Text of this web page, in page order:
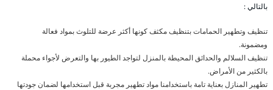
بالتالي :
تنظيف وتطهير الحمامات بتنظيف مكثف كونها أكثر عرضة للتلوث بمواد فعالة
ومضمونة.
تنظيف السلالم والحدائق المحيطة بالمنزل لتواجد الطيور بها والتعرض لأجواء محملة
بالكثير من الأمراض.
تطهير المنازل بعناية تامة باستخدامنا مواد تطهير مجربة قبل استخدامها لضمان جودتها